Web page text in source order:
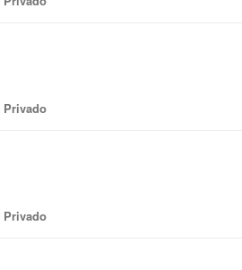
Privado
Privado